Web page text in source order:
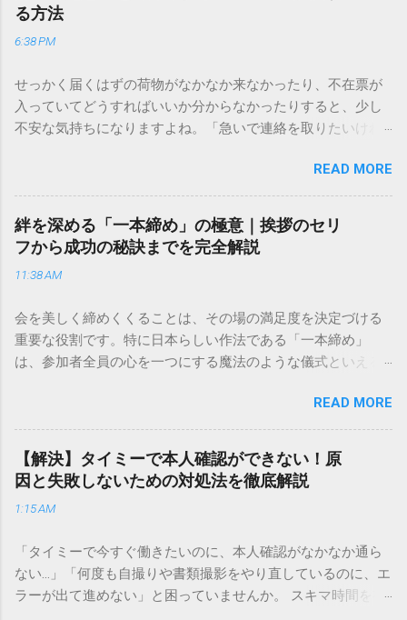
る方法
6:38 PM
せっかく届くはずの荷物がなかなか来なかったり、不在票が
入っていてどうすればいいか分からなかったりすると、少し
不安な気持ちになりますよね。「急いで連絡を取りたいけれ
きできる？」といった疑問を抱える方も多いはずです。 福山
通運は企業間物流のイメージが強いかもしれませんが、個人
向けの宅配サービスも非常に充実しています。大切なのは、
目的に合わせた適切な連絡先を選ぶことです。この記事で
は、荷物の追跡確認から営業所への電話連絡、再配達の依頼
手順まで、初めての方でも迷わずに解決できる方法を詳しく
本全国に広範なネットワークを持つ大手運送会社です。特に
重量物や大型の荷物、そして企業間の輸送において圧倒的な
実績を誇ります。 個人で利用する場合、他の宅配業者と少し
いう特徴があります。地域に密着した各拠点が配送をコント
ロールしているため、現場の状況に合わせた柔軟な相談がし
やすいのがメリットです。まずは、今抱えている悩みがどの
サービスで解決できるかを確認していきましょう。 1. 荷物の
るのが最も効率的です。現在の荷物がいったいどこにあるの
か、いつ届く予定なのかは、お手元の番号一つで判明しま
す。 伝票番号（お問い合わせ番号）を準備する : 送り状（伝
票）の控えに記載されている、数字の並びを確認してくださ
READ MORE
絆を深める「一本締め」の極意｜挨拶のセリ
フから成功の秘訣までを完全解説
11:38 AM
会を美しく締めくくることは、その場の満足度を決定づける
重要な役割です。特に日本らしい作法である「一本締め」
は、参加者全員の心を一つにする魔法のような儀式といえる
「手拍子のリズムに自信がない」と不安を感じる方も多いは
ずです。この記事では、ビジネスからカジュアルな集まりま
で、どのような場面でも堂々と立ち振る舞えるための「一本
締め」の作法を、基礎知識から具体的なセリフ例まで丁寧に
解説します。 一本締めとは？その本質と効果 一本締めは、単
に手を叩いて終わらせる作業ではありません。その時間、そ
て刻み込む伝統的な儀礼です。 一本締めがもたらすポジティ
ブな効果 一体感の創出 参加者全員が一斉に同じリズムを刻む
ことで、集団としての連帯感が生まれます。 心地よい終幕
READ MORE
【解決】タイミーで本人確認ができない！原
因と失敗しないための対処法を徹底解説
1:15 AM
「タイミーで今すぐ働きたいのに、本人確認がなかなか通ら
ない…」「何度も自撮りや書類撮影をやり直しているのに、エ
ラーが出て進めない」と困っていませんか。 スキマ時間を有